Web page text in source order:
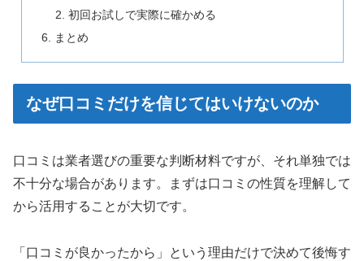
初回お試しで実際に確かめる
まとめ
なぜ口コミだけを信じてはいけないのか
口コミは業者選びの重要な判断材料ですが、それ単独では
不十分な場合があります。まずは口コミの性質を理解して
から活用することが大切です。
「口コミが良かったから」という理由だけで決めて後悔す